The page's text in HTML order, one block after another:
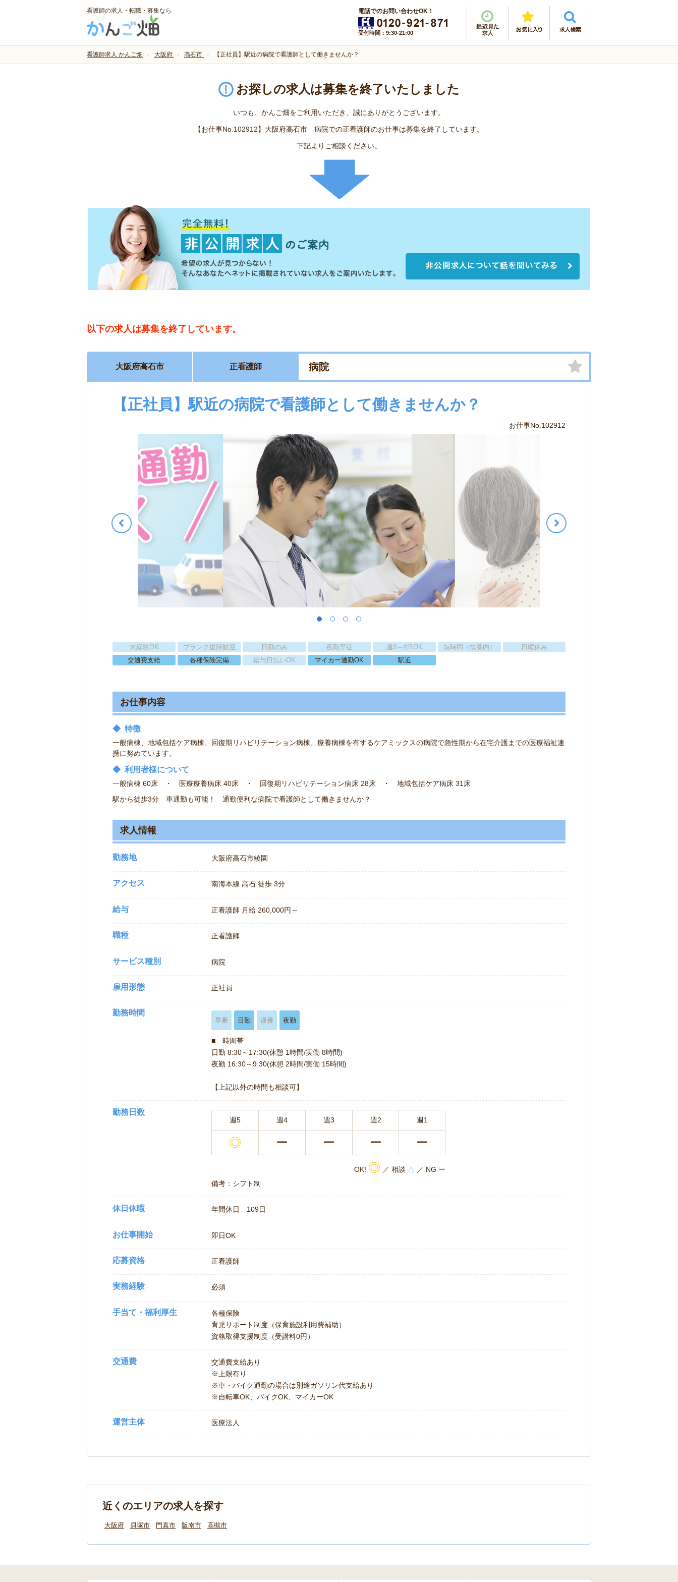
看護師の求人・転職・募集なら 電話でのお問い合わせOK！
受付時間：9:30-21:00
看護師求人 かんご畑 大阪府 高石市 【正社員】駅近の病院で看護師として働きませんか？
お探しの求人は募集を終了いたしました
いつも、かんご畑をご利用いただき、誠にありがとうございます。
【お仕事No.102912】大阪府高石市 病院での正看護師のお仕事は募集を終了しています。
下記よりご相談ください。
以下の求人は募集を終了しています。
大阪府高石市 正看護師 病院
【正社員】駅近の病院で看護師として働きませんか？
お仕事No.102912
未経験OK ブランク復帰歓迎 日勤のみ 夜勤専従 週3～4日OK 短時間（扶養内）
日曜休み
交通費支給
各種保険完備 給与日払いOK マイカー通勤OK 駅近
お仕事内容
◆ 特徴
一般病棟、地域包括ケア病棟、回復期リハビリテーション病棟、療養病棟を有するケアミックスの病院で急性期から在宅介護までの医療福祉連
携に努めています。
◆ 利用者様について
一般病棟 60床 ・ 医療療養病床 40床 ・ 回復期リハビリテーション病床 28床 ・ 地域包括ケア病床 31床
駅から徒歩3分 車通勤も可能！ 通勤便利な病院で看護師として働きませんか？
求人情報
勤務地 大阪府高石市綾園
アクセス 南海本線 高石 徒歩 3分
給与 正看護師 月給 260,000円～
職種 正看護師
サービス種別 病院
雇用形態 正社員
勤務時間
早番 日勤 遅番 夜勤
■ 時間帯
日勤 8:30～17:30(休憩 1時間/実働 8時間)
夜勤 16:30～9:30(休憩 2時間/実働 15時間)
【上記以外の時間も相談可】
勤務日数
週5 週4 週3 週2 週1
◎ ー ー ー ー
OK! ◎ ／ 相談 △ ／ NG ー
備考：シフト制
休日休暇 年間休日 109日
お仕事開始 即日OK
応募資格 正看護師
実務経験 必須
手当て・福利厚生
各種保険
育児サポート制度（保育施設利用費補助）
資格取得支援制度（受講料0円）
交通費
交通費支給あり
※上限有り
※車・バイク通勤の場合は別途ガソリン代支給あり
※自転車OK、バイクOK、マイカーOK
運営主体 医療法人
近くのエリアの求人を探す
大阪府 貝塚市 門真市 阪南市 高槻市